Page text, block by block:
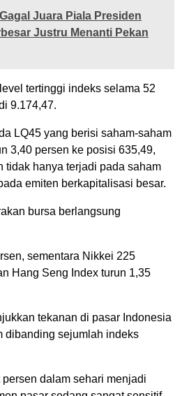
Juara Piala Presiden
Justru Menanti Pekan
tertinggi indeks selama 52
9.174,47.
LQ45 yang berisi saham-saham
3,40 persen ke posisi 635,49,
tidak hanya terjadi pada saham
emiten berkapitalisasi besar.
bursa berlangsung
sementara Nikkei 225
Hang Seng Index turun 1,35
tekanan di pasar Indonesia
dibanding sejumlah indeks
dalam sehari menjadi